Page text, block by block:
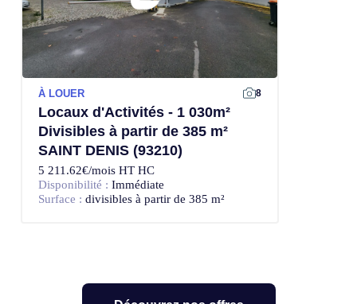
À LOUER 8
Locaux d'Activités - 1 030m²
Divisibles à partir de 385 m²
SAINT DENIS (93210)
5 211.62€/mois HT HC
Disponibilité : Immédiate
Surface : divisibles à partir de 385 m²